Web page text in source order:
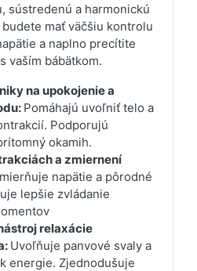
sústredenú a harmonickú
mať väčšiu kontrolu
a naplno precítite
vaším bábätkom.
na upokojenie a
Pomáhajú uvoľniť telo a
Podporujú
okamih.
a zmiernení
napätie a pôrodné
lepšie zvládanie
relaxácie
Uvoľňuje panvové svaly a
energie. Zjednodušuje